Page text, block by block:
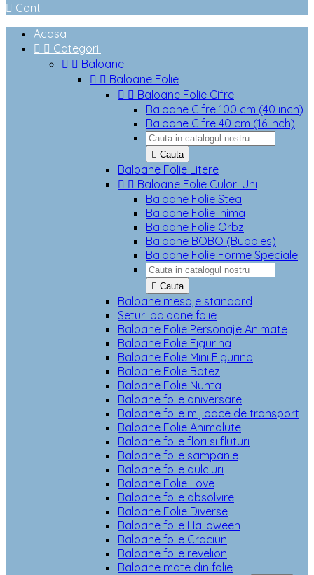
 Cont
Acasa
  Categorii
  Baloane
  Baloane Folie
  Baloane Folie Cifre
Baloane Cifre 100 cm (40 inch)
Baloane Cifre 40 cm (16 inch)
 Cauta
Baloane Folie Litere
  Baloane Folie Culori Uni
Baloane Folie Stea
Baloane Folie Inima
Baloane Folie Orbz
Baloane BOBO (Bubbles)
Baloane Folie Forme Speciale
 Cauta
Baloane mesaje standard
Seturi baloane folie
Baloane Folie Personaje Animate
Baloane Folie Figurina
Baloane Folie Mini Figurina
Baloane Folie Botez
Baloane Folie Nunta
Baloane folie aniversare
Baloane folie mijloace de transport
Baloane Folie Animalute
Baloane folie flori si fluturi
Baloane folie sampanie
Baloane folie dulciuri
Baloane Folie Love
Baloane folie absolvire
Baloane Folie Diverse
Baloane folie Halloween
Baloane folie Craciun
Baloane folie revelion
Baloane mate din folie